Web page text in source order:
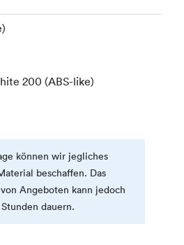
200 (ABS-like)
können wir jegliches
beschaffen. Das
Angeboten kann jedoch
dauern.